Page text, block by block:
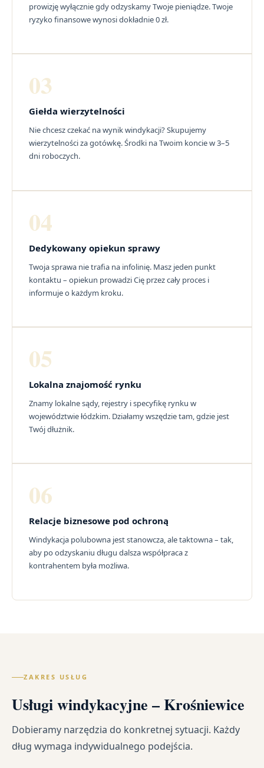
prowizję wyłącznie gdy odzyskamy Twoje pieniądze. Twoje
ryzyko finansowe wynosi dokładnie 0 zł.
03
Giełda wierzytelności
Nie chcesz czekać na wynik windykacji? Skupujemy
wierzytelności za gotówkę. Środki na Twoim koncie w 3–5
dni roboczych.
04
Dedykowany opiekun sprawy
Twoja sprawa nie trafia na infolinię. Masz jeden punkt
kontaktu – opiekun prowadzi Cię przez cały proces i
informuje o każdym kroku.
05
Lokalna znajomość rynku
Znamy lokalne sądy, rejestry i specyfikę rynku w
województwie łódzkim. Działamy wszędzie tam, gdzie jest
Twój dłużnik.
06
Relacje biznesowe pod ochroną
Windykacja polubowna jest stanowcza, ale taktowna – tak,
aby po odzyskaniu długu dalsza współpraca z
kontrahentem była możliwa.
ZAKRES USŁUG
Usługi windykacyjne – Krośniewice
Dobieramy narzędzia do konkretnej sytuacji. Każdy
dług wymaga indywidualnego podejścia.